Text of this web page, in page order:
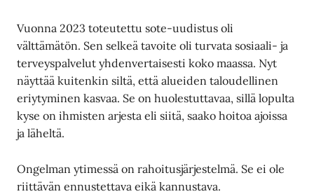
Vuonna 2023 toteutettu sote-uudistus oli
välttämätön. Sen selkeä tavoite oli turvata sosiaali- ja
terveyspalvelut yhdenvertaisesti koko maassa. Nyt
näyttää kuitenkin siltä, että alueiden taloudellinen
eriytyminen kasvaa. Se on huolestuttavaa, sillä lopulta
kyse on ihmisten arjesta eli siitä, saako hoitoa ajoissa
ja läheltä.
Ongelman ytimessä on rahoitusjärjestelmä. Se ei ole
riittävän ennustettava eikä kannustava.